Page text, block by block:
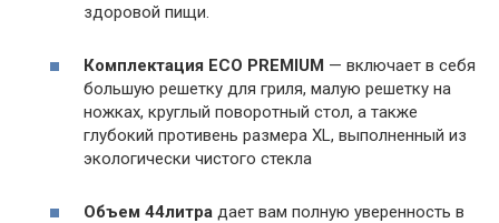
здоровой пищи.
Комплектация ECO PREMIUM — включает в себя
большую решетку для гриля, малую решетку на
ножках, круглый поворотный стол, а также
глубокий противень размера XL, выполненный из
экологически чистого стекла
Объем 44литра дает вам полную уверенность в